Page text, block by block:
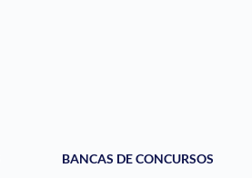
BANCAS DE CONCURSOS